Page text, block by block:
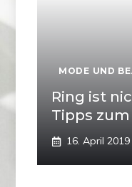
MODE UND
Ring ist
Tipps
16. April 2019